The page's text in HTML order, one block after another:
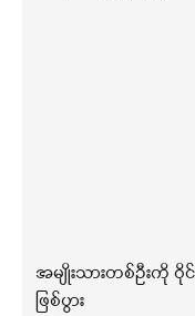
အမျိုးသားတစ်ဦးကို ဝိုင်
ဖြစ်ပွား